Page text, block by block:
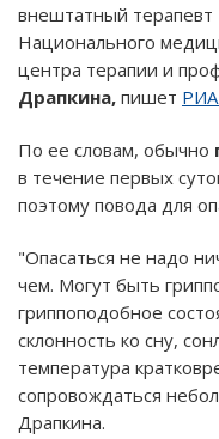
внештатный
Национального
центра терапии и
Драпкина, пишет
По ее словам, обычно
в течение первых
поэтому повода для
"Опасаться не надо
чем. Могут быть
гриппоподобное
склонность ко сну,
температура
сопровождаться
Драпкина.